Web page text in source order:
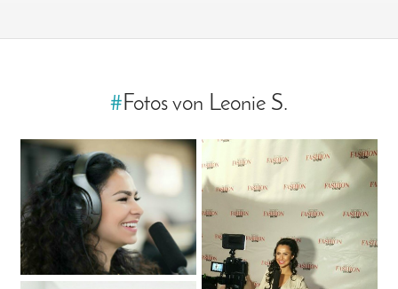
#Fotos von Leonie S.